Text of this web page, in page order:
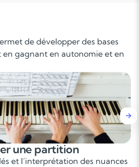
de développer des bases
en gagnant en autonomie et en
une partition
et l’interprétation des nuances